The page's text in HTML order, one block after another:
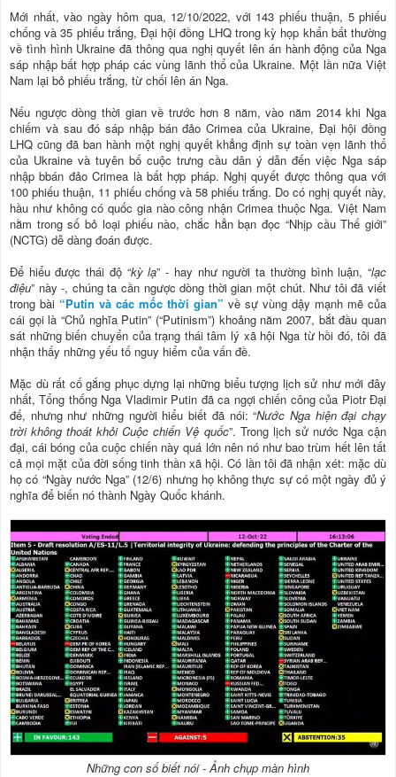
Mới nhất, vào ngày hôm qua, 12/10/2022, với 143 phiếu thuận, 5 phiếu
chống và 35 phiếu trắng, Đại hội đồng LHQ trong kỳ họp khẩn bất thường
về tình hình Ukraine đã thông qua nghị quyết lên án hành động của Nga
sáp nhập bất hợp pháp các vùng lãnh thổ của Ukraine. Một lần nữa Việt
Nam lại bỏ phiếu trắng, từ chối lên án Nga.
Nếu ngược dòng thời gian về trước hơn 8 năm, vào năm 2014 khi Nga
chiếm và sau đó sáp nhập bán đảo Crimea của Ukraine, Đại hội đồng
LHQ cũng đã ban hành một nghị quyết khẳng định sự toàn vẹn lãnh thổ
của Ukraine và tuyên bố cuộc trưng cầu dân ý dẫn đến việc Nga sáp
nhập bbán đảo Crimea là bất hợp pháp. Nghị quyết được thông qua với
100 phiếu thuận, 11 phiếu chống và 58 phiếu trắng. Do có nghị quyết này,
hầu như không có quốc gia nào công nhận Crimea thuộc Nga. Việt Nam
nằm trong số bỏ loại phiếu nào, chắc hẳn bạn đọc “Nhịp cầu Thế giới”
(NCTG) dễ dàng đoán được.
Để hiểu được thái độ “kỳ lạ” - hay như người ta thường bình luận, “lạc
điệu” này -, chúng ta cần ngược dòng thời gian một chút. Như tôi đã viết
trong bài “Putin và các mốc thời gian” về sự vùng dậy mạnh mẽ của
cái gọi là “Chủ nghĩa Putin” (“Putinism”) khoảng năm 2007, bắt đầu quan
sát những biến chuyển của trạng thái tâm lý xã hội Nga từ hồi đó, tôi đã
nhận thấy những yếu tố nguy hiểm của vấn đề.
Mặc dù rất cố gắng phục dựng lại những biểu tượng lịch sử như mới đây
nhất, Tổng thống Nga Vladimir Putin đã ca ngợi chiến công của Piotr Đại
đế, nhưng như những người hiểu biết đã nói: “Nước Nga hiện đại chạy
trời không thoát khỏi Cuộc chiến Vệ quốc”. Trong lịch sử nước Nga cận
đại, cái bóng của cuộc chiến này quá lớn nên nó như bao trùm hết lên tất
cả mọi mặt của đời sống tinh thần xã hội. Có lần tôi đã nhận xét: mặc dù
họ có “Ngày nước Nga” (12/6) nhưng họ không thực sự có một ngày đủ ý
nghĩa để biến nó thành Ngày Quốc khánh.
Những con số biết nói - Ảnh chụp màn hình